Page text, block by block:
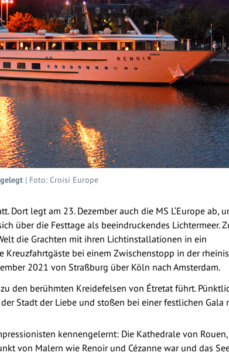
| Foto: Croisi Europe
legt am 23. Dezember auch die MS L‘Europe ab,
über die Festtage als beeindruckendes Lichtermeer.
die Grachten mit ihren Lichtinstallationen in ein
bei einem Zwischenstopp in der
2021 von Straßburg über Köln nach Amsterdam.
den berühmten Kreidefelsen von Étretat führt.
Stadt der Liebe und stoßen bei einer festlichen Gala
kennengelernt: Die Kathedrale von
von Malern wie Renoir und Cézanne war und das